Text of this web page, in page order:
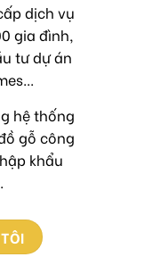
dịch vụ
gia đình,
tư dự án
hệ thống
gỗ công
khẩu